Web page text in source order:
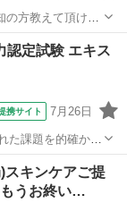
の方教えて頂けま
認定試験 エキス
携サイト 7月26日
た課題を的確かつ
なスキルを身に
座の特
スキンケアご提
うお終い…